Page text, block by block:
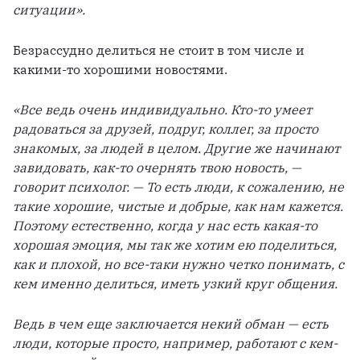
ситуации».
Безрассудно делиться не стоит в том числе и
какими-то хорошими новостями.
«Все ведь очень индивидуально. Кто-то умеет
радоваться за друзей, подруг, коллег, за просто
знакомых, за людей в целом. Другие же начинают
завидовать, как-то очернять твою новость, —
говорит психолог. — То есть люди, к сожалению, не
такие хорошие, чистые и добрые, как нам кажется.
Поэтому естественно, когда у нас есть какая-то
хорошая эмоция, мы так же хотим ею поделиться,
как и плохой, но все-таки нужно четко понимать, с
кем именно делиться, иметь узкий круг общения.
Ведь в чем еще заключается некий обман — есть
люди, которые просто, например, работают с кем-